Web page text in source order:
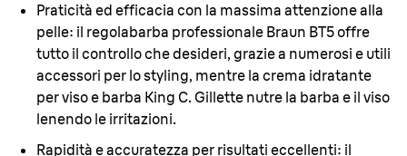
Praticità ed efficacia con la massima attenzione alla
pelle: il regolabarba professionale Braun BT5 offre
tutto il controllo che desideri, grazie a numerosi e utili
accessori per lo styling, mentre la crema idratante
per viso e barba King C. Gillette nutre la barba e il viso
lenendo le irritazioni.
Rapidità e accuratezza per risultati eccellenti: il